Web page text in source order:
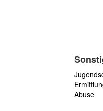
Abuse